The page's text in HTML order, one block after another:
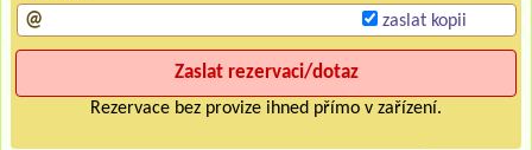
zaslat kopii
Rezervace bez provize ihned přímo v zařízení.